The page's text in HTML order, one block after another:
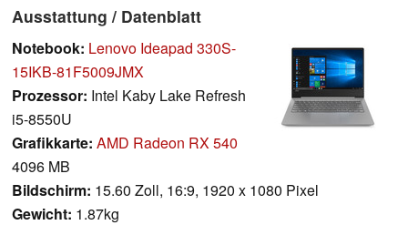
Ausstattung / Datenblatt
Notebook: Lenovo Ideapad 330S-
15IKB-81F5009JMX
Prozessor: Intel Kaby Lake Refresh
i5-8550U
Grafikkarte: AMD Radeon RX 540
4096 MB
Bildschirm: 15.60 Zoll, 16:9, 1920 x 1080 Pixel
Gewicht: 1.87kg